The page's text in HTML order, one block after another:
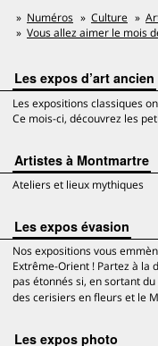
Numéros Culture
Vous allez aimer le mois
Les expos d’art ancien
Les expositions classiques
Ce mois-ci, découvrez les
Artistes à Montmartre
Ateliers et lieux mythiques
Les expos évasion
Nos expositions vous
Extrême-Orient ! Partez à la
pas étonnés si, en sortant
des cerisiers en fleurs et le
Les expos photo